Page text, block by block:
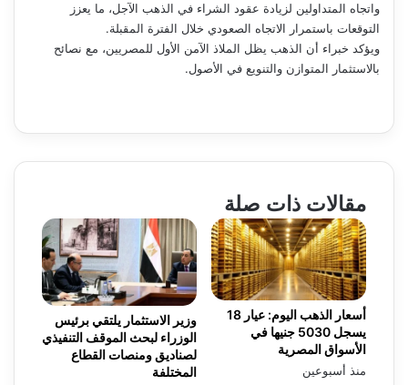
واتجاه المتداولين لزيادة عقود الشراء في الذهب الآجل، ما يعزز
التوقعات باستمرار الاتجاه الصعودي خلال الفترة المقبلة.
ويؤكد خبراء أن الذهب يظل الملاذ الآمن الأول للمصريين، مع نصائح
بالاستثمار المتوازن والتنويع في الأصول.
مقالات ذات صلة
وزير الاستثمار يلتقي برئيس
الوزراء لبحث الموقف التنفيذي
لصناديق ومنصات القطاع
المختلفة
أسعار الذهب اليوم: عيار 18
يسجل 5030 جنيها في
الأسواق المصرية
منذ أسبوعين